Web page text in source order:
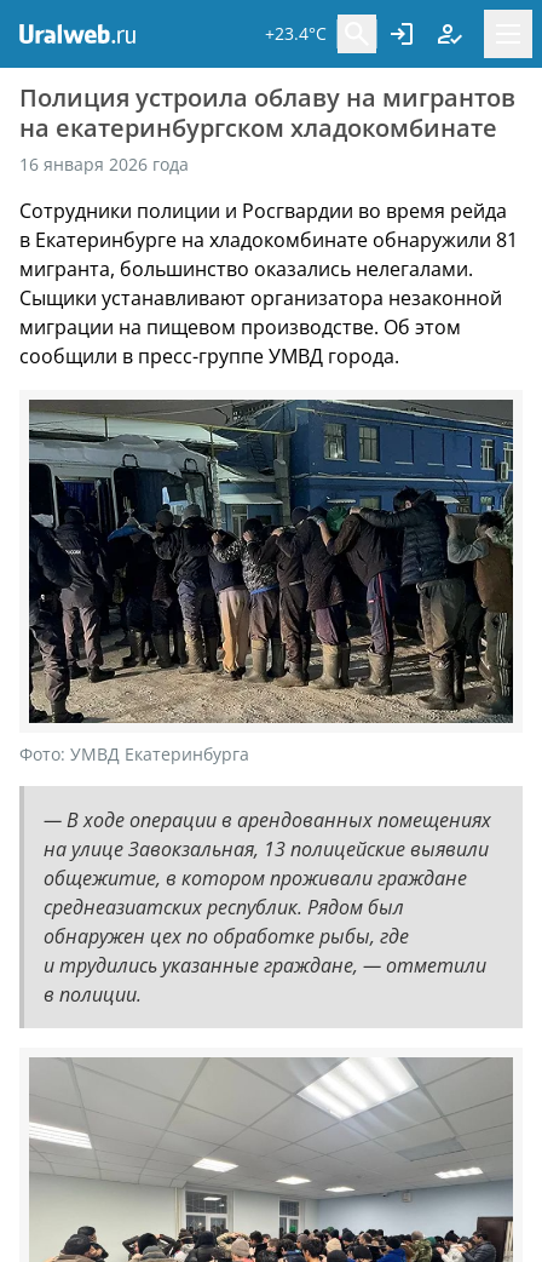
+23.4°C
Полиция устроила облаву на мигрантов
на екатеринбургском хладокомбинате
16 января 2026 года
Сотрудники полиции и Росгвардии во время рейда
в Екатеринбурге на хладокомбинате обнаружили 81
мигранта, большинство оказались нелегалами.
Сыщики устанавливают организатора незаконной
миграции на пищевом производстве. Об этом
сообщили в пресс-группе УМВД города.
Фото: УМВД Екатеринбурга
— В ходе операции в арендованных помещениях
на улице Завокзальная, 13 полицейские выявили
общежитие, в котором проживали граждане
среднеазиатских республик. Рядом был
обнаружен цех по обработке рыбы, где
и трудились указанные граждане, — отметили
в полиции.